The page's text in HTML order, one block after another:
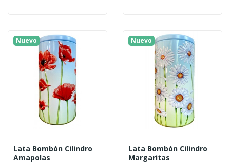
Nuevo
Lata Bombón Cilindro
Amapolas
Nuevo
Lata Bombón Cilindro
Margaritas